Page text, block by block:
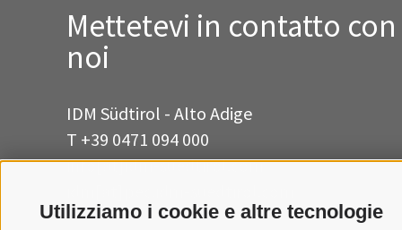
Utilizziamo i cookie e altre tecnologie
Mettetevi in contatto con
noi
IDM Südtirol - Alto Adige
T +39 0471 094 000
info[at]idm-suedtirol.com